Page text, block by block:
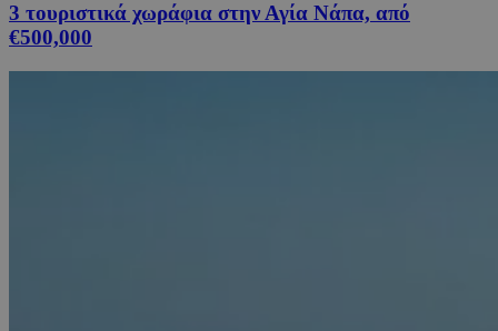
3 τουριστικά χωράφια στην Αγία Νάπα, από
€500,000